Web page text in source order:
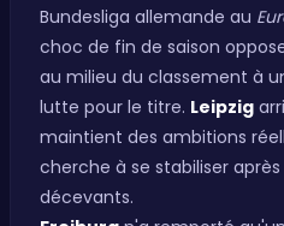
Bundesliga allemande au
choc de fin de saison
au milieu du classement à
lutte pour le titre. Leipzig
maintient des ambitions
cherche à se stabiliser
décevants.